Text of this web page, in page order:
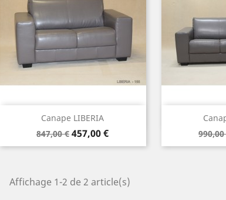
Canape LIBERIA
Prix
de
847,00 € Prix
457,00 €
Aperçu rapide
Prix
de

Affichage 1-2 de 2 article(s)